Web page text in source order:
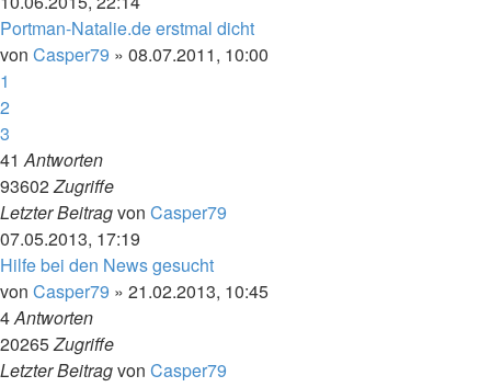
Portman-Natalie.de erstmal dicht
von Casper79 » 08.07.2011, 10:00
1
2
3
41Antworten
93602Zugriffe
Letzter Beitragvon Casper79
07.05.2013, 17:19
Hilfe bei den News gesucht
von Casper79 » 21.02.2013, 10:45
4Antworten
20265Zugriffe
Letzter Beitragvon Casper79